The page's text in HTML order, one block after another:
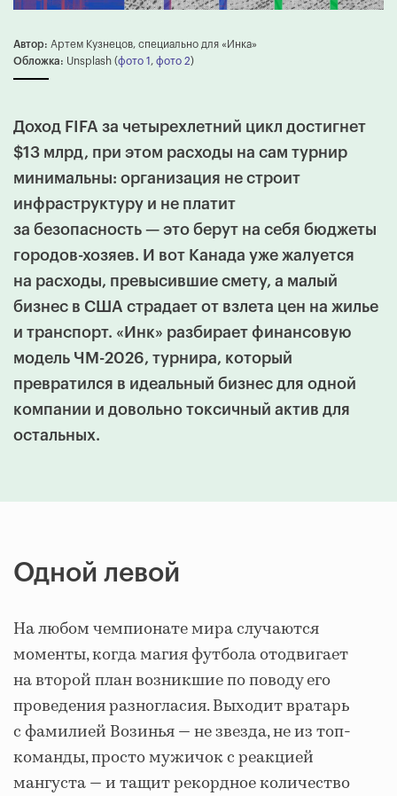
Автор: Артем Кузнецов, специально для «Инка»
Обложка: Unsplash (фото 1 , фото 2)
Доход FIFA за четырехлетний цикл достигнет
$13 млрд, при этом расходы на сам турнир
минимальны: организация не строит
инфраструктуру и не платит
за безопасность — это берут на себя бюджеты
городов-хозяев. И вот Канада уже жалуется
на расходы, превысившие смету, а малый
бизнес в США страдает от взлета цен на жилье
и транспорт. «Инк» разбирает финансовую
модель ЧМ-2026, турнира, который
превратился в идеальный бизнес для одной
компании и довольно токсичный актив для
остальных.
Одной левой
На любом чемпионате мира случаются
моменты, когда магия футбола отодвигает
на второй план возникшие по поводу его
проведения разногласия. Выходит вратарь
с фамилией Возинья — не звезда, не из топ-
команды, просто мужичок с реакцией
мангуста — и тащит рекордное количество